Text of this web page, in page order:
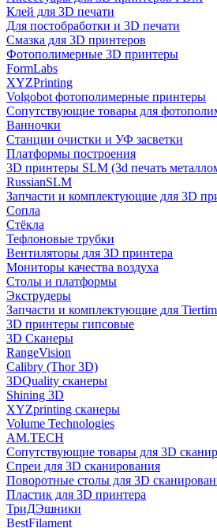
Клей для 3D печати
Для постобработки и 3D печати
Смазка для 3D принтеров
Фотополимерные 3D принтеры
FormLabs
XYZPrinting
Volgobot фотополимерные принтеры
Сопутствующие товары для
Ванночки
Станции очистки и УФ засветки
Платформы построения
3D принтеры SLM (3d печать
RussianSLM
Запчасти и комплектующие для 3D
Сопла
Cтёкла
Тефлоновые трубки
Вентиляторы для 3D принтера
Мониторы качества воздуха
Столы и платформы
Экструдеры
Запчасти и комплектующие для
3D принтеры гипсовые
3D Сканеры
RangeVision
Calibry (Thor 3D)
3DQuality сканеры
Shining 3D
XYZprinting сканеры
Volume Technologies
AM.TECH
Сопутствующие товары для 3D
Спреи для 3D сканирования
Поворотные столы для 3D
Пластик для 3D принтера
ТриДЭшники
BestFilament